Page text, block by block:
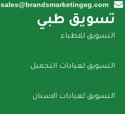
sales@brandsmarketingeg.com
تسويق طبي
التسويق للاطباء
التسويق لعيادات التجمبل
التسويق لعيادات الاسنان